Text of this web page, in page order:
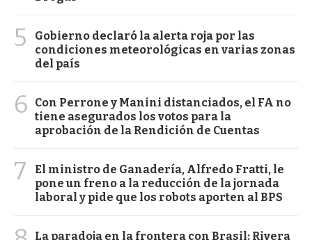
5
Gobierno declaró la alerta roja por las
condiciones meteorológicas en varias zonas
del país
6
Con Perrone y Manini distanciados, el FA no
tiene asegurados los votos para la
aprobación de la Rendición de Cuentas
7
El ministro de Ganadería, Alfredo Fratti, le
pone un freno a la reducción de la jornada
laboral y pide que los robots aporten al BPS
La paradoja en la frontera con Brasil: Rivera